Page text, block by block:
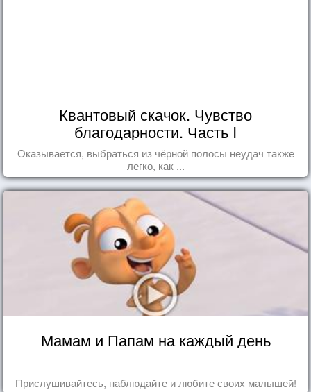
Квантовый скачок. Чувство
благодарности. Часть I
Оказывается, выбраться из чёрной полосы неудач также
легко, как ...
Мамам и Папам на каждый день
Прислушивайтесь, наблюдайте и любите своих малышей!